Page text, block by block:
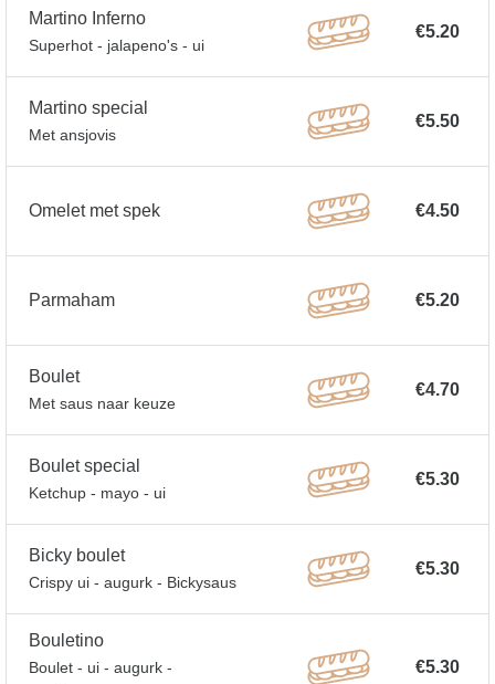
Martino Inferno
Superhot - jalapeno's - ui
€5.20
Martino special
Met ansjovis
€5.50
Omelet met spek €4.50
Parmaham €5.20
Boulet
Met saus naar keuze
€4.70
Boulet special
Ketchup - mayo - ui
€5.30
Bicky boulet
Crispy ui - augurk - Bickysaus
€5.30
Bouletino
Boulet - ui - augurk -
€5.30